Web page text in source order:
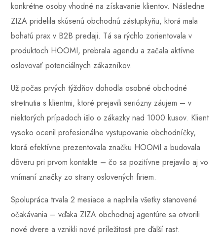
konkrétne osoby vhodné na získavanie klientov. Následne
ZIZA pridelila skúsenú obchodnú zástupkyňu, ktorá mala
bohatú prax v B2B predaji. Tá sa rýchlo zorientovala v
produktoch HOOMI, prebrala agendu a začala aktívne
oslovovať potenciálnych zákazníkov.
Už počas prvých týždňov dohodla osobné obchodné
stretnutia s klientmi, ktoré prejavili seriózny záujem – v
niektorých prípadoch išlo o zákazky nad 1000 kusov. Klient
vysoko ocenil profesionálne vystupovanie obchodníčky,
ktorá efektívne prezentovala značku HOOMI a budovala
dôveru pri prvom kontakte – čo sa pozitívne prejavilo aj vo
vnímaní značky zo strany oslovených firiem.
Spolupráca trvala 2 mesiace a naplnila všetky stanovené
očakávania – vďaka ZIZA obchodnej agentúre sa otvorili
nové dvere a vznikli nové príležitosti pre ďalší rast.